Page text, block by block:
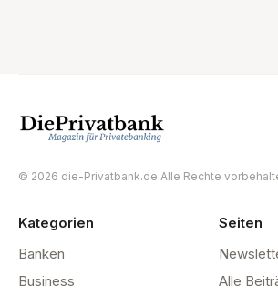
© 2026 die-Privatbank.de Alle Rechte
Kategorien
Banken
Business
Seiten
Alle